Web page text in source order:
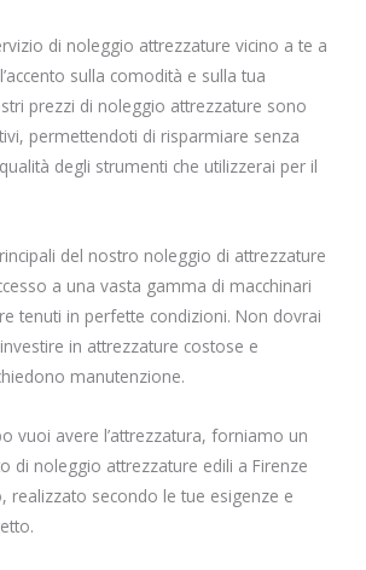
di noleggio attrezzature vicino a te a
sulla comodità e sulla tua
prezzi di noleggio attrezzature sono
permettendoti di risparmiare senza
degli strumenti che utilizzerai per il
del nostro noleggio di attrezzature
a una vasta gamma di macchinari
tenuti in perfette condizioni. Non dovrai
in attrezzature costose e
manutenzione.
vuoi avere l’attrezzatura, forniamo un
di noleggio attrezzature edili a Firenze
realizzato secondo le tue esigenze e